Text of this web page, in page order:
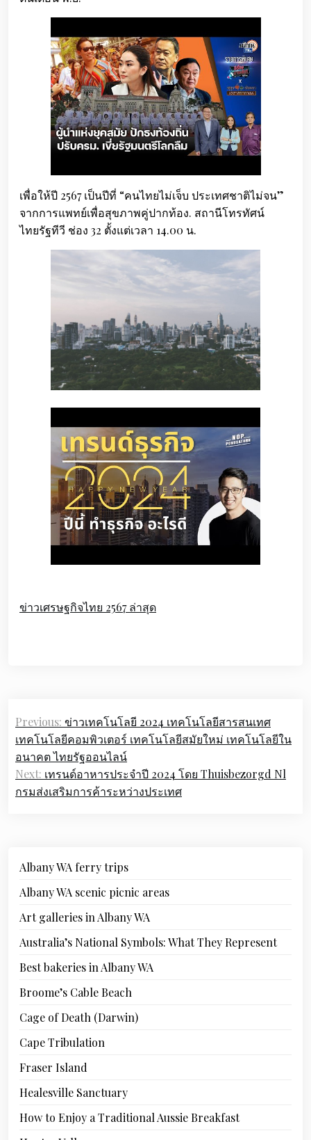
เพื่อให้ปี 2567 เป็นปีที่ “คนไทยไม่เจ็บ ประเทศชาติไม่จน”
จากการแพทย์เพื่อสุขภาพคู่ปากท้อง. สถานีโทรทัศน์
ไทยรัฐทีวี ช่อง 32 ตั้งแต่เวลา 14.00 น.
ข่าวเศรษฐกิจไทย 2567 ล่าสุด
Post
navigation
Previous: ข่าวเทคโนโลยี 2024 เทคโนโลยีสารสนเทศ
เทคโนโลยีคอมพิวเตอร์ เทคโนโลยีสมัยใหม่ เทคโนโลยีใน
อนาคต ไทยรัฐออนไลน์
Next: เทรนด์อาหารประจำปี 2024 โดย Thuisbezorgd Nl
กรมส่งเสริมการค้าระหว่างประเทศ
Albany WA ferry trips
Albany WA scenic picnic areas
Art galleries in Albany WA
Australia’s National Symbols: What They Represent
Best bakeries in Albany WA
Broome’s Cable Beach
Cage of Death (Darwin)
Cape Tribulation
Fraser Island
Healesville Sanctuary
How to Enjoy a Traditional Aussie Breakfast